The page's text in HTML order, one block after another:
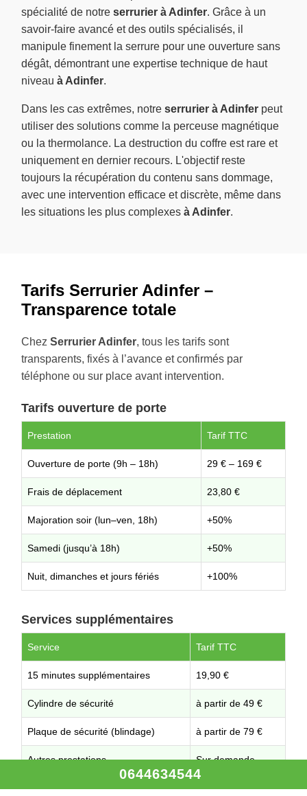
spécialité de notre serrurier à Adinfer. Grâce à un
savoir-faire avancé et des outils spécialisés, il
manipule finement la serrure pour une ouverture sans
dégât, démontrant une expertise technique de haut
niveau à Adinfer.
Dans les cas extrêmes, notre serrurier à Adinfer peut
utiliser des solutions comme la perceuse magnétique
ou la thermolance. La destruction du coffre est rare et
uniquement en dernier recours. L'objectif reste
toujours la récupération du contenu sans dommage,
avec une intervention efficace et discrète, même dans
les situations les plus complexes à Adinfer.
Tarifs Serrurier Adinfer –
Transparence totale
Chez Serrurier Adinfer, tous les tarifs sont
transparents, fixés à l’avance et confirmés par
téléphone ou sur place avant intervention.
Tarifs ouverture de porte
Prestation Tarif TTC
Ouverture de porte (9h – 18h) 29 € – 169 €
Frais de déplacement 23,80 €
Majoration soir (lun–ven, 18h) +50%
Samedi (jusqu’à 18h) +50%
Nuit, dimanches et jours fériés +100%
Services supplémentaires
Service Tarif TTC
15 minutes supplémentaires 19,90 €
Cylindre de sécurité à partir de 49 €
Plaque de sécurité (blindage) à partir de 79 €
Autres prestations Sur demande
0644634544